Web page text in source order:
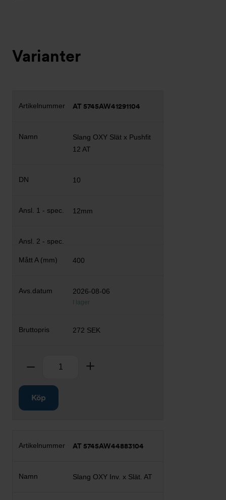
Varianter
AT 5745AW41291104
Slang OXY Slät x Pushfit
12 AT
10
12mm
400
2026-08-06
I lager
272 SEK
Ta bort
Köp
AT 5745AW44883104
Slang OXY Inv. x Slät. AT